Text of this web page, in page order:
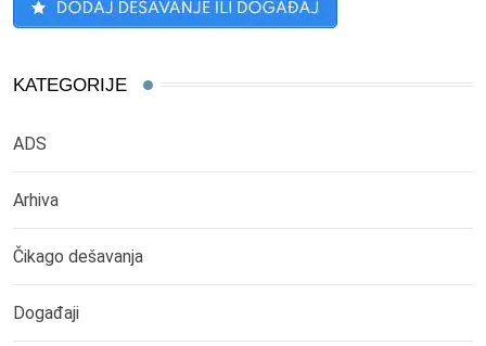
KATEGORIJE
ADS
Arhiva
Čikago dešavanja
Događaji